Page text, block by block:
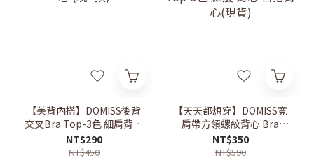
【美背內搭】DOMISS後背
交叉Bra Top-3色 細肩背心
(現+預)
NT$290
NT$450
【天天都想穿】DOMISS寬
肩帶方領螺紋背心 Bra
Top-3色 顯瘦 背心 百搭背
心(現貨)
NT$350
NT$590